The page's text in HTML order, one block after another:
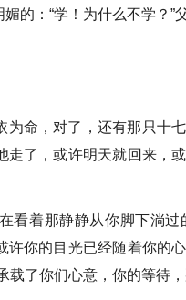
的：“学！为什么不学
为命，对了，还有那只十
走了，或许明天就回来，
看着那静静从你脚下淌
许你的目光已经随着你的
了你们心意，你的等待，